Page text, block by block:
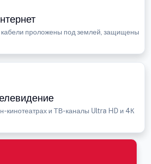
проложены под землей, защищены
кинотеатрах и ТВ-каналы Ultra HD и 4К